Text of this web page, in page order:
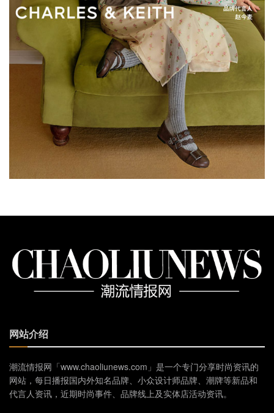
网站介绍
潮流情报网「www.chaoliunews.com」是一个专门分享时尚资讯的
网站，每日播报国内外知名品牌、小众设计师品牌、潮牌等新品和
代言人资讯，近期时尚事件、品牌线上及实体店活动资讯。